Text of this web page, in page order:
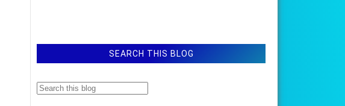
SEARCH THIS BLOG